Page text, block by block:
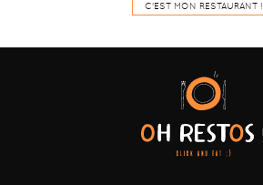
C'EST MON RESTAURANT !